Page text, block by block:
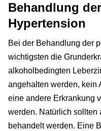
Behandlung
Hypertension
Bei der Behandlung der
wichtigsten die
alkoholbedingten
angehalten werden, kein
eine andere Erkrankung
werden. Natürlich sollten
behandelt werden. Eine